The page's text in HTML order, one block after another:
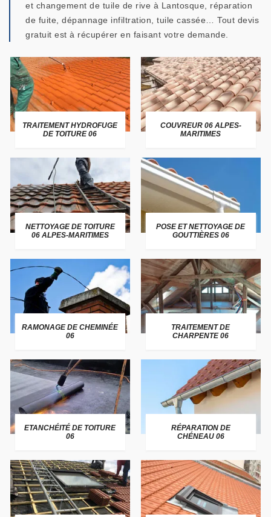
et changement de tuile de rive à Lantosque, réparation
de fuite, dépannage infiltration, tuile cassée… Tout devis
gratuit est à récupérer en faisant votre demande.
TRAITEMENT HYDROFUGE
DE TOITURE 06
COUVREUR 06 ALPES-
MARITIMES
NETTOYAGE DE TOITURE
06 ALPES-MARITIMES
POSE ET NETTOYAGE DE
GOUTTIÈRES 06
RAMONAGE DE CHEMINÉE
06
TRAITEMENT DE
CHARPENTE 06
ETANCHÉITÉ DE TOITURE
06
RÉPARATION DE
CHÉNEAU 06